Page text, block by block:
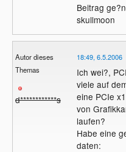
Beitrag
skullmoon
Autor dieses
Themas
d************s
18:49, 6.5.2006
Ich wei?,
viele auf
eine PCIe
von
laufen?
Habe eine
daten: